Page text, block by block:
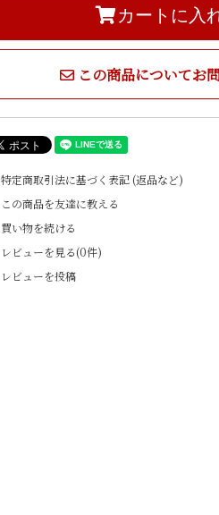
カートに入
この商品についてお
特定商取引法に基づく表記 (返品など)
この商品を友達に教える
買い物を続ける
レビューを見る(0件)
レビューを投稿